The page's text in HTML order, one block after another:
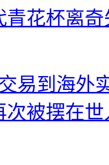
青花杯离
易到海外
次被摆在